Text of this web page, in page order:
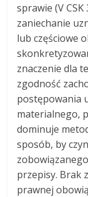
sprawie (V
zaniechanie
lub częściowe
znaczenie dla
zgodność
postępowania
materialnego,
dominuje
sposób, by
przepisy. Brak
prawnej